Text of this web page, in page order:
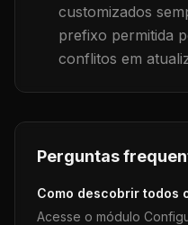
customizados
prefixo permitida
conflitos em
Perguntas
Como descobrir todos
Acesse o módulo